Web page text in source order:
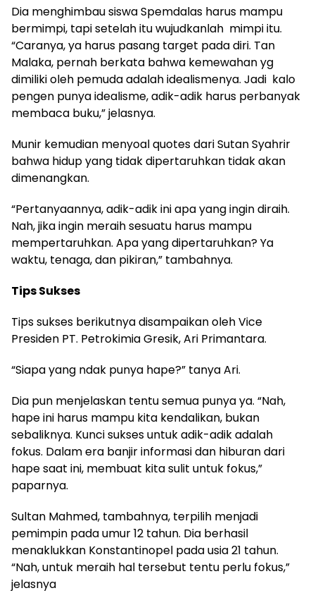
Dia menghimbau siswa Spemdalas harus mampu
bermimpi, tapi setelah itu wujudkanlah mimpi itu.
“Caranya, ya harus pasang target pada diri. Tan
Malaka, pernah berkata bahwa kemewahan yg
dimiliki oleh pemuda adalah idealismenya. Jadi kalo
pengen punya idealisme, adik-adik harus perbanyak
membaca buku,” jelasnya.
Munir kemudian menyoal quotes dari Sutan Syahrir
bahwa hidup yang tidak dipertaruhkan tidak akan
dimenangkan.
“Pertanyaannya, adik-adik ini apa yang ingin diraih.
Nah, jika ingin meraih sesuatu harus mampu
mempertaruhkan. Apa yang dipertaruhkan? Ya
waktu, tenaga, dan pikiran,” tambahnya.
Tips Sukses
Tips sukses berikutnya disampaikan oleh Vice
Presiden PT. Petrokimia Gresik, Ari Primantara.
“Siapa yang ndak punya hape?” tanya Ari.
Dia pun menjelaskan tentu semua punya ya. “Nah,
hape ini harus mampu kita kendalikan, bukan
sebaliknya. Kunci sukses untuk adik-adik adalah
fokus. Dalam era banjir informasi dan hiburan dari
hape saat ini, membuat kita sulit untuk fokus,”
paparnya.
Sultan Mahmed, tambahnya, terpilih menjadi
pemimpin pada umur 12 tahun. Dia berhasil
menaklukkan Konstantinopel pada usia 21 tahun.
“Nah, untuk meraih hal tersebut tentu perlu fokus,”
jelasnya